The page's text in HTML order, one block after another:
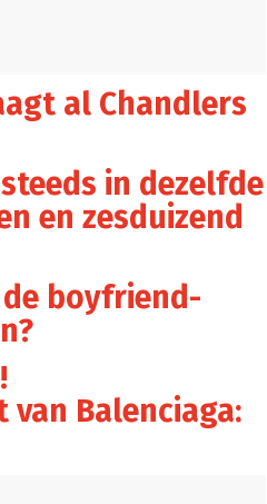
al Chandlers
in dezelfde
en zesduizend
boyfriend-
van Balenciaga: